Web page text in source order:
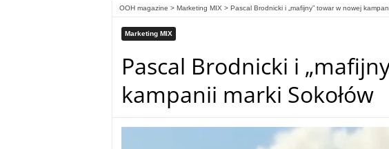
OOH magazine > Marketing MIX> Pascal Brodnicki i „mafijny” towar w nowej
Marketing MIX
Pascal Brodnicki i
kampanii marki Sokołów